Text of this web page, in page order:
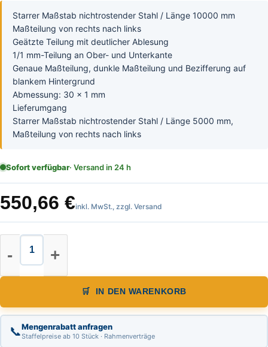
Starrer Maßstab nichtrostender Stahl / Länge 10000 mm
Maßteilung von rechts nach links
Geätzte Teilung mit deutlicher Ablesung
1/1 mm-Teilung an Ober- und Unterkante
Genaue Maßteilung, dunkle Maßteilung und Bezifferung auf
blankem Hintergrund
Abmessung: 30 x 1 mm
Lieferumgang
Starrer Maßstab nichtrostender Stahl / Länge 5000 mm,
Maßteilung von rechts nach links
Sofort verfügbar· Versand in 24 h
550,66 €inkl. MwSt., zzgl. Versand
Starrer Maßstab von links nach
IN DEN WARENKORB
📞Mengenrabatt anfragen
Staffelpreise ab 10 Stück · Rahmenverträge